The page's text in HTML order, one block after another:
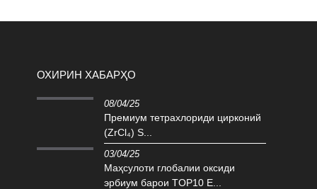
ОХИРИН ХАБАРҲО
08/04/25
Премиум тетрахлориди цирконий
(ZrCl₄) S...
03/04/25
Маҳсулоти глобалии оксиди
эрбиум барои TOP10 E...